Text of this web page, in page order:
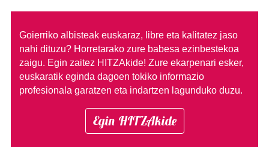
Goierriko albisteak euskaraz, libre eta kalitatez jaso
nahi dituzu? Horretarako zure babesa ezinbestekoa
zaigu. Egin zaitez HITZAkide! Zure ekarpenari esker,
euskaratik eginda dagoen tokiko informazio
profesionala garatzen eta indartzen lagunduko duzu.
Egin HITZAkide